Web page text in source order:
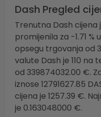
Dash Pregled
Trenutna Dash cijena
promijenila za -1.71
opsegu trgovanja od
valute Dash je 110 na
od 339874032.00 €.
iznose 12791627.85
cijena je 1257.39 €.
je 0.163048000 €.